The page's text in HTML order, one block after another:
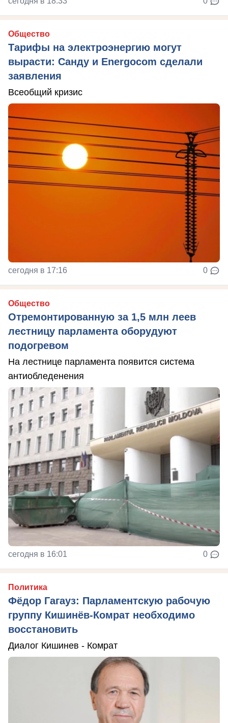
Общество
Тарифы на электроэнергию могут
вырасти: Санду и Energocom сделали
заявления
Всеобщий кризис
сегодня в 17:16 0
Общество
Отремонтированную за 1,5 млн леев
лестницу парламента оборудуют
подогревом
На лестнице парламента появится система
антиобледенения
сегодня в 16:01 0
Политика
Фёдор Гагауз: Парламентскую рабочую
группу Кишинёв-Комрат необходимо
восстановить
Диалог Кишинев - Комрат